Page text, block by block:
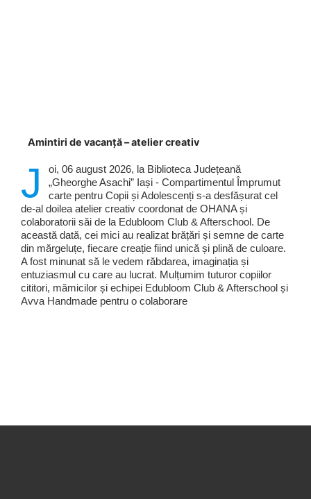
Amintiri de vacanță – atelier creativ
J
oi, 06 august 2026, la Biblioteca Județeană
„Gheorghe Asachi” Iași - Compartimentul Împrumut
carte pentru Copii și Adolescenți s-a desfășurat cel
de-al doilea atelier creativ coordonat de OHANA și
colaboratorii săi de la Edubloom Club & Afterschool. De
această dată, cei mici au realizat brățări și semne de carte
din mărgeluțe, fiecare creație fiind unică și plină de culoare.
A fost minunat să le vedem răbdarea, imaginația și
entuziasmul cu care au lucrat. Mulțumim tuturor copiilor
cititori, mămicilor și echipei Edubloom Club & Afterschool și
Avva Handmade pentru o colaborare